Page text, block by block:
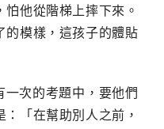
他從階梯上摔下來。
的模樣，這孩子的體貼
次的考題中，要他們
「在幫助別人之前，